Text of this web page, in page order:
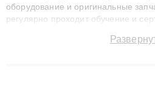
оборудование и оригинальные
регулярно проходит обучение и
технику с сохранением гарантии